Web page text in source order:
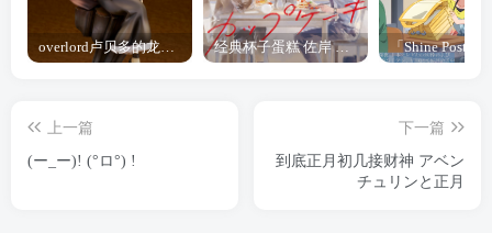
overlord卢贝多的龙王谁厉害 「Overlord」露普斯蕾琪娜·贝塔手办开订 经典杯子蛋糕 佐岸 漫画「经典杯子蛋糕」宣布真人日剧化
上一篇
(ー_ー)! (°ロ°) !
下一篇
到底正月初几接财神 アベン
チュリンと正月